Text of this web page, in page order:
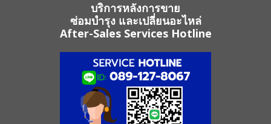
บริการหลังการขาย
ซ่อมบำรุง และเปลี่ยนอะไหล่
After-Sales Services Hotline